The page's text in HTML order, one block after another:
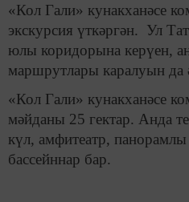
«Кол Гали» кунакханәсе
экскурсия үткәргән. Ул
юлы коридорына керүен,
маршрутлары каралуын да
«Кол Гали» кунакханәсе
мәйданы 25 гектар. Анда
күл, амфитеатр,
бассейннар бар.